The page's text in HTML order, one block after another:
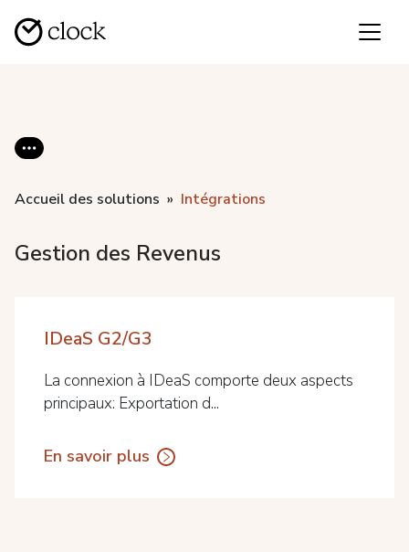
Accueil des solutions Intégrations
Gestion des Revenus
IDeaS G2/G3
La connexion à IDeaS comporte deux aspects
principaux: Exportation d...
En savoir plus